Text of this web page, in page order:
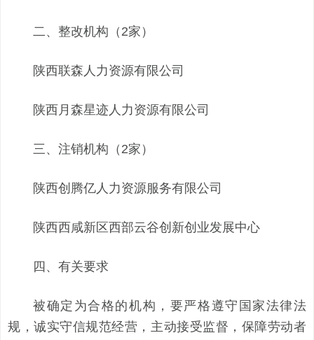
二、整改机构（2家）
陕西联森人力资源有限公司
陕西月森星迹人力资源有限公司
三、注销机构（2家）
陕西创腾亿人力资源服务有限公司
陕西西咸新区西部云谷创新创业发展中心
四、有关要求
被确定为合格的机构，要严格遵守国家法律法
规，诚实守信规范经营，主动接受监督，保障劳动者